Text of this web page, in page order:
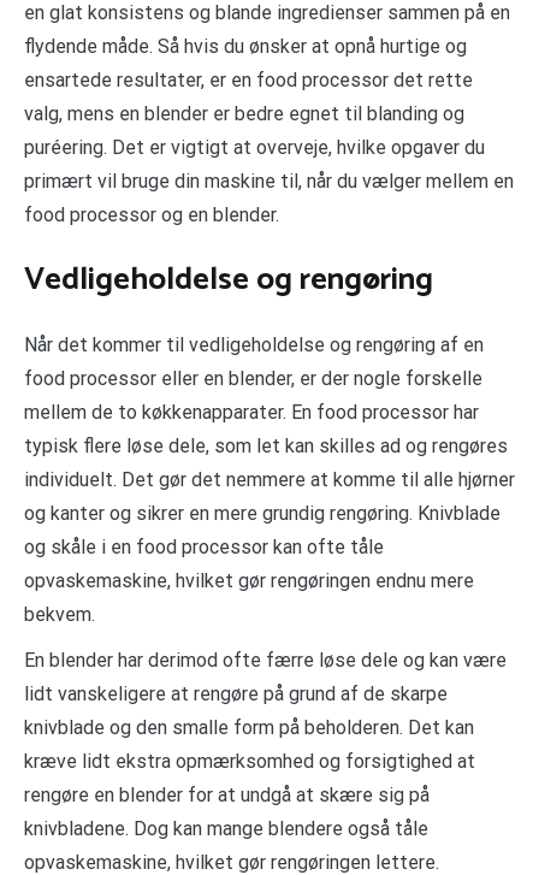
en glat konsistens og blande ingredienser sammen på en
flydende måde. Så hvis du ønsker at opnå hurtige og
ensartede resultater, er en food processor det rette
valg, mens en blender er bedre egnet til blanding og
puréering. Det er vigtigt at overveje, hvilke opgaver du
primært vil bruge din maskine til, når du vælger mellem en
food processor og en blender.
Vedligeholdelse og rengøring
Når det kommer til vedligeholdelse og rengøring af en
food processor eller en blender, er der nogle forskelle
mellem de to køkkenapparater. En food processor har
typisk flere løse dele, som let kan skilles ad og rengøres
individuelt. Det gør det nemmere at komme til alle hjørner
og kanter og sikrer en mere grundig rengøring. Knivblade
og skåle i en food processor kan ofte tåle
opvaskemaskine, hvilket gør rengøringen endnu mere
bekvem.
En blender har derimod ofte færre løse dele og kan være
lidt vanskeligere at rengøre på grund af de skarpe
knivblade og den smalle form på beholderen. Det kan
kræve lidt ekstra opmærksomhed og forsigtighed at
rengøre en blender for at undgå at skære sig på
knivbladene. Dog kan mange blendere også tåle
opvaskemaskine, hvilket gør rengøringen lettere.